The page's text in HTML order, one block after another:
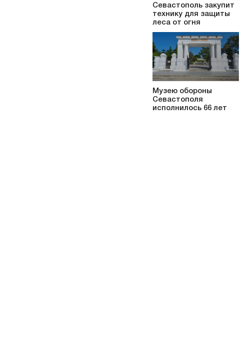
Севастополь закупит
технику для защиты
леса от огня
Музею обороны
Севастополя
исполнилось 66 лет